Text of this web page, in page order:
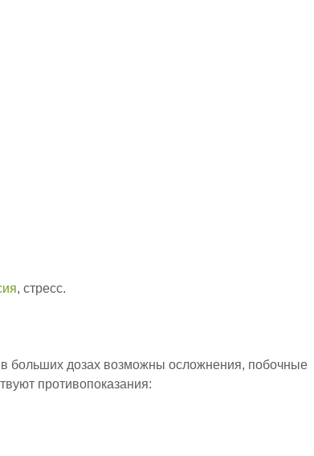
, стресс.
больших дозах возможны осложнения, побочные
противопоказания: